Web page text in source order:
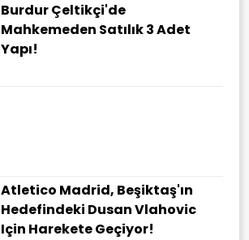
Burdur Çeltikçi'de
Mahkemeden Satılık 3 Adet
Yapı!
Atletico Madrid, Beşiktaş'ın
Hedefindeki Dusan Vlahovic
Için Harekete Geçiyor!